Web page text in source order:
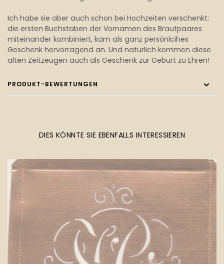
Ich habe sie aber auch schon bei Hochzeiten verschenkt:
die ersten Buchstaben der Vornamen des Brautpaares
miteinander kombiniert, kam als ganz persönlcihes
Geschenk hervorragend an. Und natürlich kommen diese
alten Zeitzeugen auch als Geschenk zur Geburt zu Ehren!
PRODUKT-BEWERTUNGEN
DIES KÖNNTE SIE EBENFALLS INTERESSIEREN